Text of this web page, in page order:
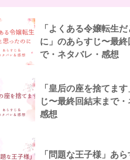
「よくある令嬢転生
に」のあらすじ〜最終
で・ネタバレ・感想
「皇后の座を捨てま
じ〜最終回結末まで・
感想
「問題な王子様」あ